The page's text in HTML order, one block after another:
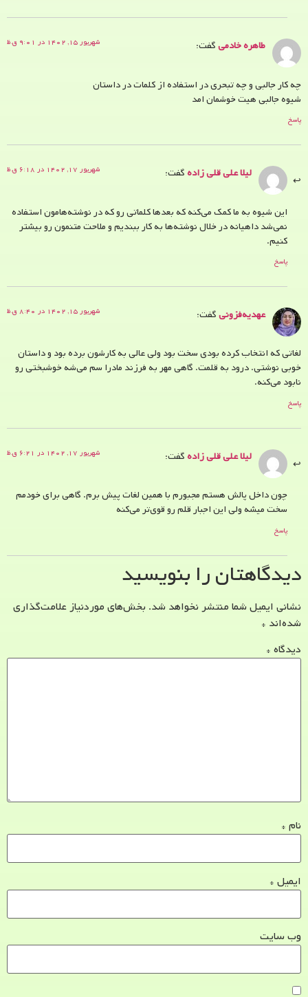
طاهره خادمیگفت: شهریور ۱۵, ۱۴۰۲ در ۹:۰۱ ق.ظ
چه کار جالبی و چه تبحری در استفاده از کلمات در داستان
شیوه جالبی هیت خوشمان امد
پاسخ
لیلا علی قلی زادهگفت: شهریور ۱۷, ۱۴۰۲ در ۶:۱۸ ق.ظ
این شیوه به ما کمک می‌کنه که بعدها کلماتی رو که در نوشته‌هامون استفاده
نمی‌شد داهیانه در خلال نوشته‌ها به کار ببندیم و ملاحت متنمون رو بیشتر
کنیم.
پاسخ
عهدیه‌فزونیگفت: شهریور ۱۵, ۱۴۰۲ در ۸:۴۰ ق.ظ
لغاتی که انتخاب کرده بودی سخت بود ولی عالی به کارشون برده بود و داستان
خوبی نوشتی. درود به قلمت. گاهی مهر به فرزند مادرا سم می‌شه خوشبختی رو
نابود می‌کنه.
پاسخ
لیلا علی قلی زادهگفت: شهریور ۱۷, ۱۴۰۲ در ۶:۲۱ ق.ظ
چون داخل پالش هستم مجبورم با همین لغات پیش برم. گاهی برای خودمم
سخت میشه ولی این اجبار قلم رو قوی‌تر می‌کنه
پاسخ
دیدگاهتان را بنویسید
نشانی ایمیل شما منتشر نخواهد شد. بخش‌های موردنیاز علامت‌گذاری
شده‌اند *
دیدگاه *
نام *
ایمیل *
وب‌ سایت